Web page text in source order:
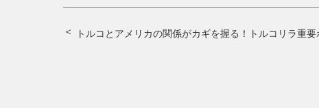
トルコとアメリカの関係がカギを握る！ トルコリラ重